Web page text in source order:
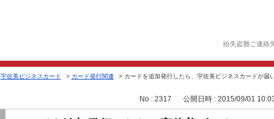
紛失盗難ご連絡
宇佐美ビジネスカード > カード発行関連 > カードを追加発行したら、宇佐美ビジネスカードが届
No : 2317 公開日時 : 2015/09/01